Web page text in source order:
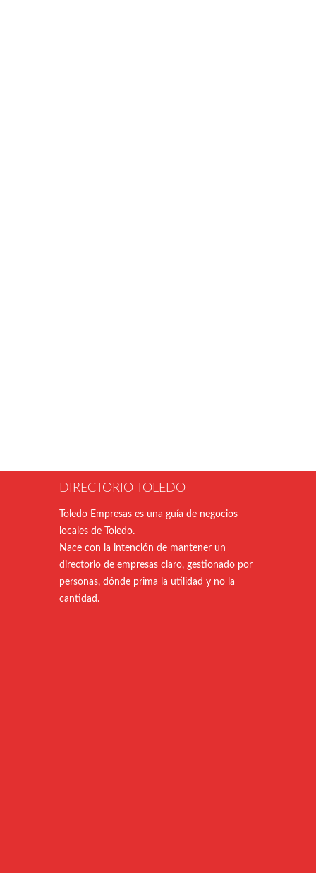
DIRECTORIO TOLEDO
Toledo Empresas es una guía de negocios
locales de Toledo.
Nace con la intención de mantener un
directorio de empresas claro, gestionado por
personas, dónde prima la utilidad y no la
cantidad.